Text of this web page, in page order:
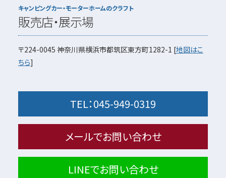
キャンピングカー・モーターホームのクラフト
販売店・展示場
〒224-0045 神奈川県横浜市都筑区東方町1282-1 [地図はこ
ちら]
TEL：045-949-0319
メールでお問い合わせ
LINEでお問い合わせ